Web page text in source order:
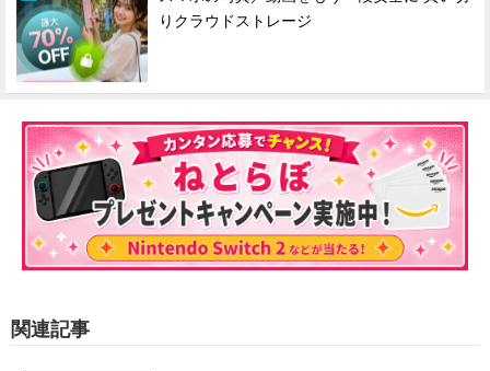
りクラウドストレージ
関連記事